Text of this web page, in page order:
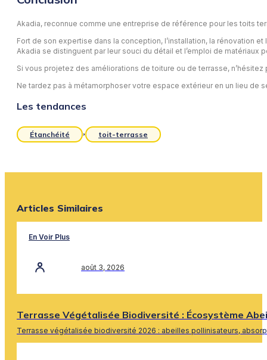
Akadia, reconnue comme une entreprise de référence pour les toits
Fort de son expertise dans la conception, l’installation, la rénovation
Akadia se distinguent par leur souci du détail et l’emploi de
Si vous projetez des améliorations de toiture ou de terrasse,
Ne tardez pas à métamorphoser votre espace extérieur en un lieu de
Les tendances
Étanchéité , toit-terrasse
Articles Similaires
En Voir Plus
août 3, 2026
Terrasse Végétalisée Biodiversité : Écosystème
Terrasse végétalisée biodiversité 2026 : abeilles pollinisateurs,